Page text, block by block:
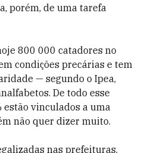
porém, de uma tarefa
800 000 catadores no
condições precárias e tem
— segundo o Ipea,
De todo esse
estão vinculados a uma
não quer dizer muito.
nas prefeituras.